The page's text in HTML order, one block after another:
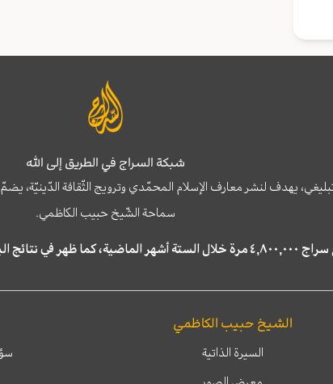
شبكة السراج في الطريق إلى الله
يهدف لنشر معارف الإسلام المحمّدي وترويج الثّقافة
سماحة الشّيخ حبيب الكاظمي.
محركات البحث٢٢,٢٩٠,٠٠٠ مرّة.
الشيخ حبيب الكاظمي
السيرة الذاتية